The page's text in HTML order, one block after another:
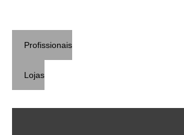
Profissionais
Lojas